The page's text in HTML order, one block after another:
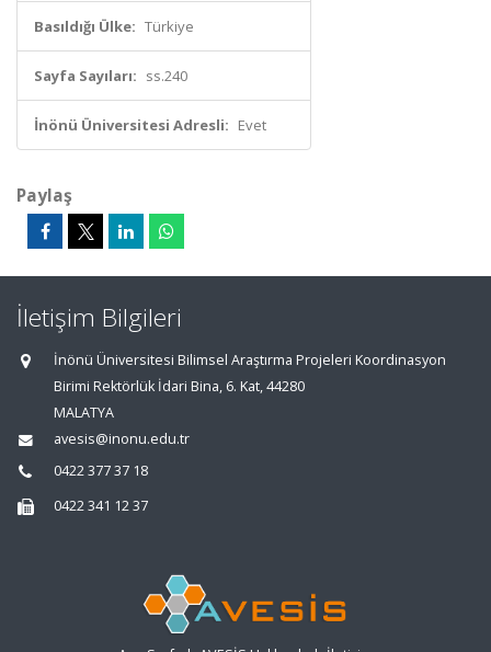
Basıldığı Ülke: Türkiye
Sayfa Sayıları: ss.240
İnönü Üniversitesi Adresli: Evet
Paylaş
İletişim Bilgileri
İnönü Üniversitesi Bilimsel Araştırma Projeleri Koordinasyon
Birimi Rektörlük İdari Bina, 6. Kat, 44280
MALATYA
avesis@inonu.edu.tr
0422 377 37 18
0422 341 12 37